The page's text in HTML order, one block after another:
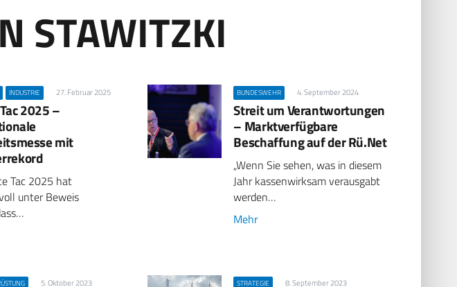
STAWITZKI
INDUSTRIE 27. Februar 2025
2025 –
mit
Tac 2025 hat
unter Beweis
BUNDESWEHR 4. September 2024
Streit um Verantwortungen
– Marktverfügbare
Beschaffung auf der Rü.Net
„Wenn Sie sehen, was in diesem
Jahr kassenwirksam verausgabt
werden…
Mehr
5. Oktober 2023 STRATEGIE 8. September 2023